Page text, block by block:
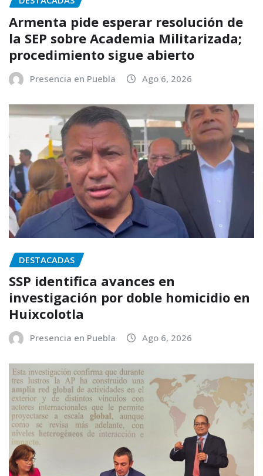
Armenta pide esperar resolución de
la SEP sobre Academia Militarizada;
procedimiento sigue abierto
Presencia en Puebla Ago 6, 2026
DESTACADAS
SSP identifica avances en
investigación por doble homicidio en
Huixcolotla
Presencia en Puebla Ago 6, 2026